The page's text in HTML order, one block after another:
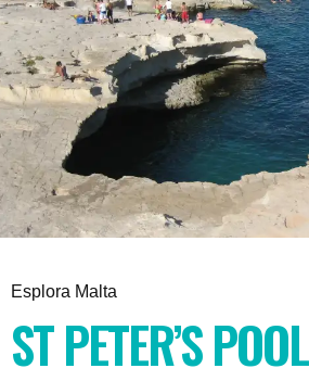
Esplora Malta
ST PETER’S POOL